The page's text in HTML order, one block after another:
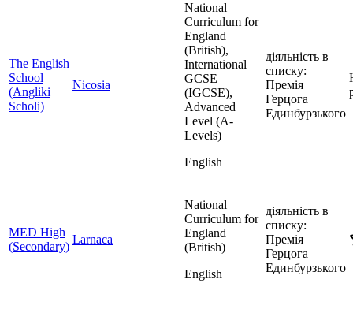
The English
School
(Angliki
Scholi)
Nicosia
National
Curriculum for
England
(British),
International
GCSE
(IGCSE),
Advanced
Level (A-
Levels)
English
діяльність в
списку:
Премія
Герцога
Единбурзького
MED High
(Secondary)
Larnaca
National
Curriculum for
England
(British)
English
діяльність в
списку:
Премія
Герцога
Единбурзького